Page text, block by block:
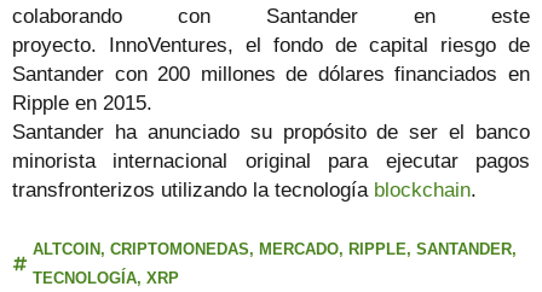
colaborando con Santander en este
proyecto. InnoVentures, el fondo de capital riesgo de
Santander con 200 millones de dólares financiados en
Ripple en 2015.
Santander ha anunciado su propósito de ser el banco
minorista internacional original para ejecutar pagos
transfronterizos utilizando la tecnología blockchain.
ALTCOIN, CRIPTOMONEDAS, MERCADO, RIPPLE, SANTANDER,
TECNOLOGÍA, XRP